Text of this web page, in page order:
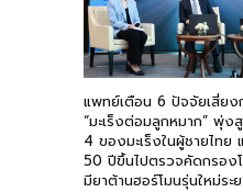
แพทย์เตือน 6 ปัจจัยเสี่ยง
“มะเร็งต่อมลูกหมาก” พุ่ง
4 ของมะเร็งในผู้ชายไทย
50 ปีขึ้นไปตรวจคัดกรอง
มียาต้านฮอร์โมนรุ่นใหม่ระ